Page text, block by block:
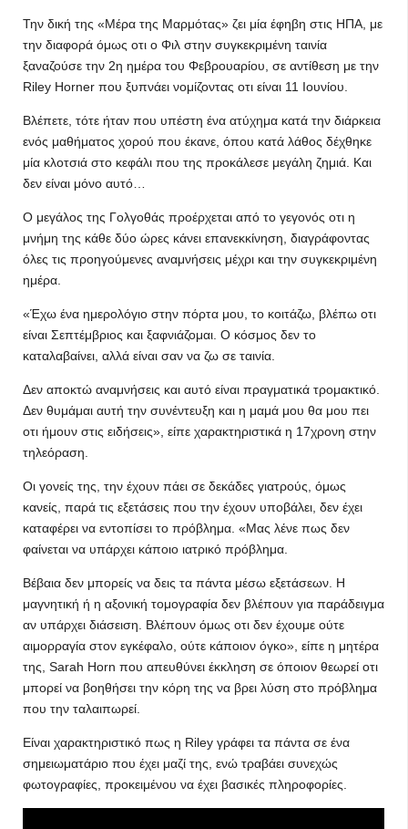
Την δική της «Μέρα της Μαρμότας» ζει μία έφηβη στις ΗΠΑ, με
την διαφορά όμως οτι ο Φιλ στην συγκεκριμένη ταινία
ξαναζούσε την 2η ημέρα του Φεβρουαρίου, σε αντίθεση με την
Riley Horner που ξυπνάει νομίζοντας οτι είναι 11 Ιουνίου.
Βλέπετε, τότε ήταν που υπέστη ένα ατύχημα κατά την διάρκεια
ενός μαθήματος χορού που έκανε, όπου κατά λάθος δέχθηκε
μία κλοτσιά στο κεφάλι που της προκάλεσε μεγάλη ζημιά. Και
δεν είναι μόνο αυτό…
Ο μεγάλος της Γολγοθάς προέρχεται από το γεγονός οτι η
μνήμη της κάθε δύο ώρες κάνει επανεκκίνηση, διαγράφοντας
όλες τις προηγούμενες αναμνήσεις μέχρι και την συγκεκριμένη
ημέρα.
«Έχω ένα ημερολόγιο στην πόρτα μου, το κοιτάζω, βλέπω οτι
είναι Σεπτέμβριος και ξαφνιάζομαι. Ο κόσμος δεν το
καταλαβαίνει, αλλά είναι σαν να ζω σε ταινία.
Δεν αποκτώ αναμνήσεις και αυτό είναι πραγματικά τρομακτικό.
Δεν θυμάμαι αυτή την συνέντευξη και η μαμά μου θα μου πει
οτι ήμουν στις ειδήσεις», είπε χαρακτηριστικά η 17χρονη στην
τηλεόραση.
Οι γονείς της, την έχουν πάει σε δεκάδες γιατρούς, όμως
κανείς, παρά τις εξετάσεις που την έχουν υποβάλει, δεν έχει
καταφέρει να εντοπίσει το πρόβλημα. «Μας λένε πως δεν
φαίνεται να υπάρχει κάποιο ιατρικό πρόβλημα.
Βέβαια δεν μπορείς να δεις τα πάντα μέσω εξετάσεων. Η
μαγνητική ή η αξονική τομογραφία δεν βλέπουν για παράδειγμα
αν υπάρχει διάσειση. Βλέπουν όμως οτι δεν έχουμε ούτε
αιμορραγία στον εγκέφαλο, ούτε κάποιον όγκο», είπε η μητέρα
της, Sarah Horn που απευθύνει έκκληση σε όποιον θεωρεί οτι
μπορεί να βοηθήσει την κόρη της να βρει λύση στο πρόβλημα
που την ταλαιπωρεί.
Είναι χαρακτηριστικό πως η Riley γράφει τα πάντα σε ένα
σημειωματάριο που έχει μαζί της, ενώ τραβάει συνεχώς
φωτογραφίες, προκειμένου να έχει βασικές πληροφορίες.